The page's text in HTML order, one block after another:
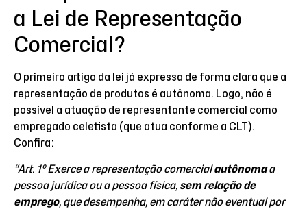
a Lei de Representação
Comercial?
O primeiro artigo da lei já expressa de forma clara que a
representação de produtos é autônoma. Logo, não é
possível a atuação de representante comercial como
empregado celetista (que atua conforme a CLT).
Confira:
“Art. 1º Exerce a representação comercialautônomaa
pessoa jurídica ou a pessoa física, sem relação de
emprego, que desempenha, em caráter não eventual por